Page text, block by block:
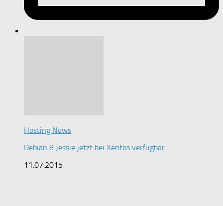
Hosting News
Debian 8 Jessie jetzt bei Xentos verfügbar
11.07.2015